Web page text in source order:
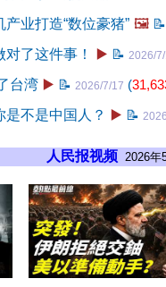
业打造“数位豪猪” 🖼️ 📝
了这件事！
▶️ 📝 2026/
台湾 ▶️ 📝 2026/7/17 (
不是中国人？ ▶️ 📝
人民报视频 2026年